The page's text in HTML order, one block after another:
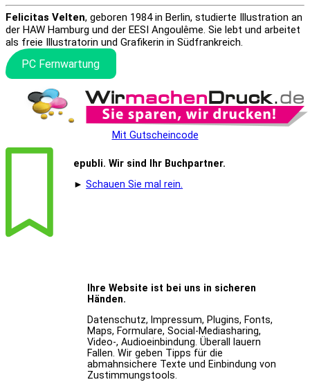
Felicitas Velten, geboren 1984 in Berlin, studierte Illustration an
der HAW Hamburg und der EESI Angoulême. Sie lebt und arbeitet
als freie Illustratorin und Grafikerin in Südfrankreich.
PC Fernwartung
Mit Gutscheincode
epubli. Wir sind Ihr Buchpartner.
►Schauen Sie mal rein.
Ihre Website ist bei uns in sicheren
Händen.
Datenschutz, Impressum, Plugins, Fonts,
Maps, Formulare, Social-Mediasharing,
Video-, Audioeinbindung. Überall lauern
Fallen. Wir geben Tipps für die
abmahnsichere Texte und Einbindung von
Zustimmungstools.